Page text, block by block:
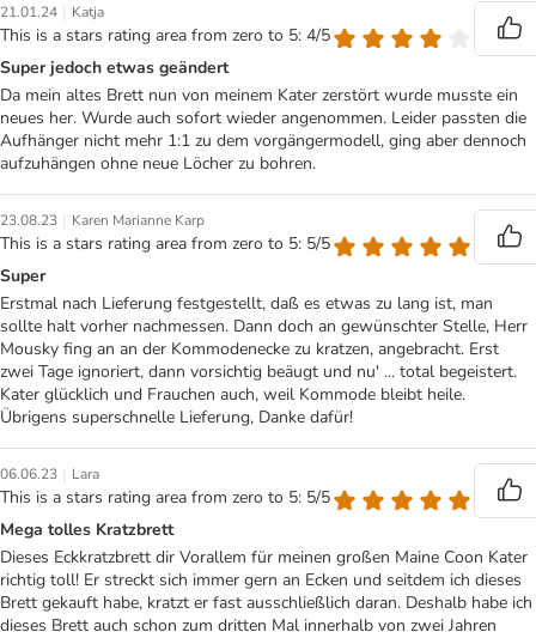
21.01.24 | Katja
This is a stars rating area from zero to 5: 4/5
Super jedoch etwas geändert
Da mein altes Brett nun von meinem Kater zerstört wurde musste ein
neues her. Wurde auch sofort wieder angenommen. Leider passten die
Aufhänger nicht mehr 1:1 zu dem vorgängermodell, ging aber dennoch
aufzuhängen ohne neue Löcher zu bohren.
23.08.23 | Karen Marianne Karp
This is a stars rating area from zero to 5: 5/5
Super
Erstmal nach Lieferung festgestellt, daß es etwas zu lang ist, man
sollte halt vorher nachmessen. Dann doch an gewünschter Stelle, Herr
Mousky fing an an der Kommodenecke zu kratzen, angebracht. Erst
zwei Tage ignoriert, dann vorsichtig beäugt und nu' ... total begeistert.
Kater glücklich und Frauchen auch, weil Kommode bleibt heile.
Übrigens superschnelle Lieferung, Danke dafür!
06.06.23 | Lara
This is a stars rating area from zero to 5: 5/5
Mega tolles Kratzbrett
Dieses Eckkratzbrett dir Vorallem für meinen großen Maine Coon Kater
richtig toll! Er streckt sich immer gern an Ecken und seitdem ich dieses
Brett gekauft habe, kratzt er fast ausschließlich daran. Deshalb habe ich
dieses Brett auch schon zum dritten Mal innerhalb von zwei Jahren